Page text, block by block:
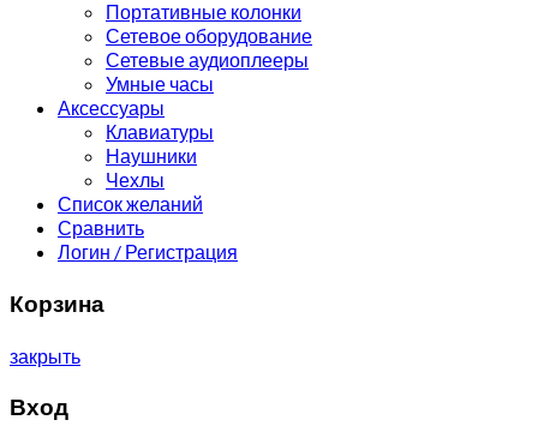
Портативные колонки
Сетевое оборудование
Сетевые аудиоплееры
Умные часы
Аксессуары
Клавиатуры
Наушники
Чехлы
Список желаний
Сравнить
Логин / Регистрация
Корзина
закрыть
Вход